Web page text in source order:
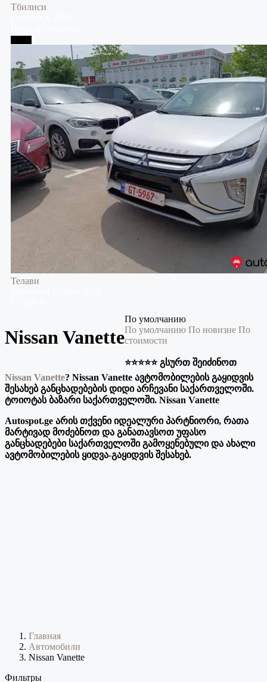
Тбилиси
Телави
Nissan Vanette
По умолчанию
По умолчанию По новизне По
стоимости
⭐️⭐️⭐️⭐️⭐️ გსურთ შეიძინოთ
Nissan Vanette? Nissan Vanette ავტომობილების გაყიდვის
შესახებ განცხადებების დიდი არჩევანი საქართველოში.
ტოიოტას ბაზარი საქართველოში. Nissan Vanette
Autospot.ge არის თქვენი იდეალური პარტნიორი, რათა
მარტივად მოძებნოთ და განათავსოთ უფასო
განცხადებები საქართველოში გამოყენებული და ახალი
ავტომობილების ყიდვა-გაყიდვის შესახებ.
Главная
Автомобили
Nissan Vanette
Фильтры